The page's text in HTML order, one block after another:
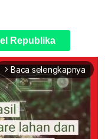
Republika
arrow_forward_ios Baca selengkapnya